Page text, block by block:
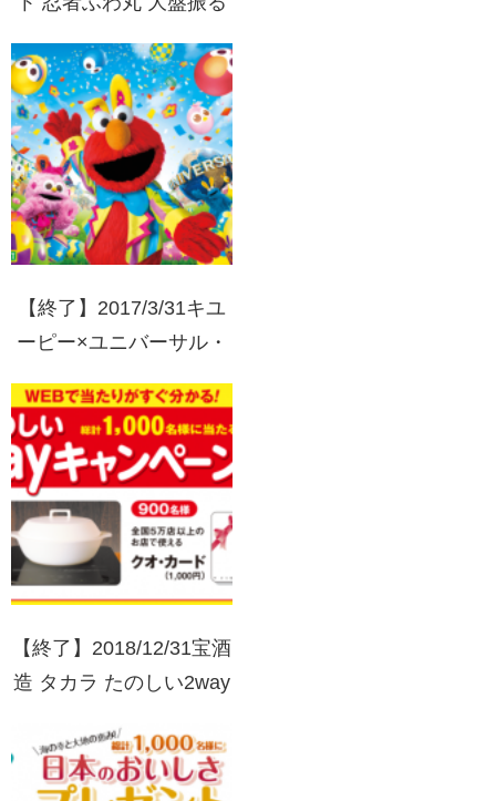
【終了】2017/3/31キユ
ーピー×ユニバーサル・
スター・セレブレーショ
ンキャンペーン2017
【終了】2018/12/31宝酒
造 タカラ たのしい2way